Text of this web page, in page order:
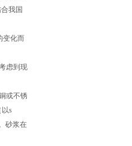
我国
变化而
虑到现
或不锈
s
砂浆在